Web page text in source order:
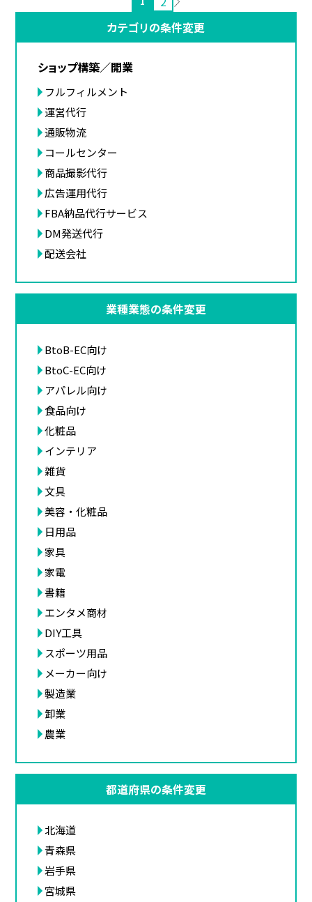
カテゴリの条件変更
ショップ構築／開業
フルフィルメント
運営代行
通販物流
コールセンター
商品撮影代行
広告運用代行
FBA納品代行サービス
DM発送代行
配送会社
業種業態の条件変更
BtoB-EC向け
BtoC-EC向け
アパレル向け
食品向け
化粧品
インテリア
雑貨
文具
美容・化粧品
日用品
家具
家電
書籍
エンタメ商材
DIY工具
スポーツ用品
メーカー向け
製造業
卸業
農業
都道府県の条件変更
北海道
青森県
岩手県
宮城県